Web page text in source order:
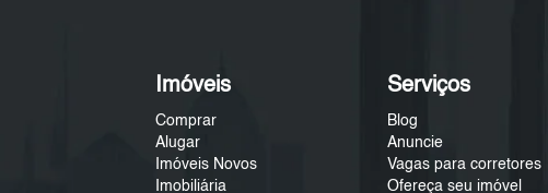
Imóveis
Comprar
Alugar
Imóveis Novos
Imobiliária
Serviços
Blog
Anuncie
Vagas para corretores
Ofereça seu imóvel